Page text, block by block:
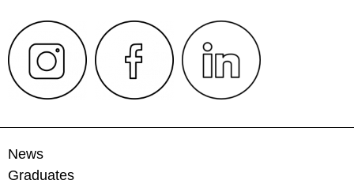
News
Graduates